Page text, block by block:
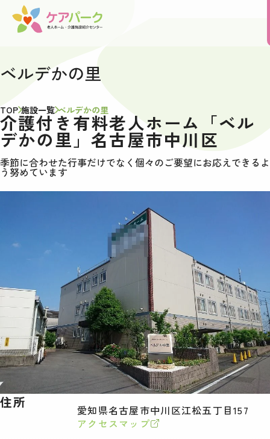
ベルデかの里
TOP 施設一覧 ベルデかの里
介護付き有料老人ホーム「ベル
デかの里」名古屋市中川区
季節に合わせた行事だけでなく個々のご要望にお応えできるよ
う努めています
住所
愛知県名古屋市中川区江松五丁目157
アクセスマップ